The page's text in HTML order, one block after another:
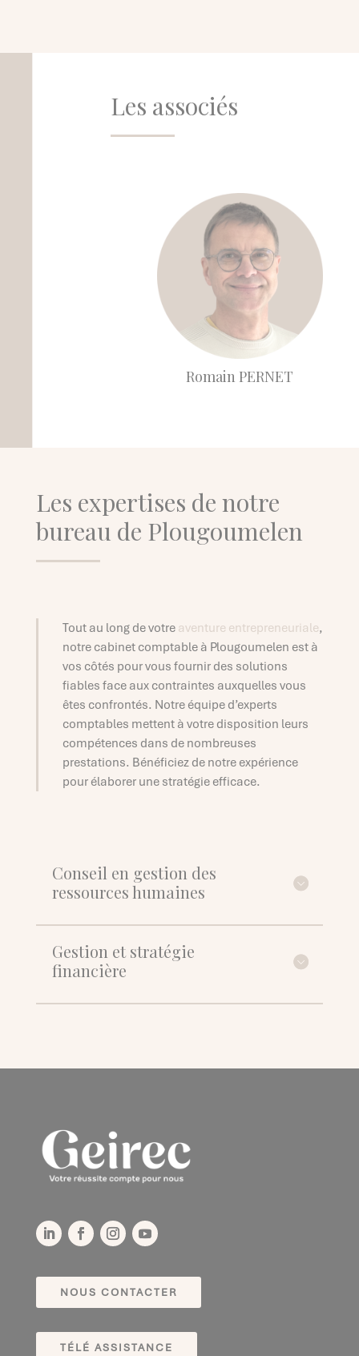
Les associés
Romain PERNET
Les expertises de notre
bureau de Plougoumelen
Tout au long de votre aventure entrepreneuriale,
notre cabinet comptable à Plougoumelen est à
vos côtés pour vous fournir des solutions
fiables face aux contraintes auxquelles vous
êtes confrontés. Notre équipe d’experts
comptables mettent à votre disposition leurs
compétences dans de nombreuses
prestations. Bénéficiez de notre expérience
pour élaborer une stratégie efficace.
Conseil en gestion des
ressources humaines
Gestion et stratégie
financière
NOUS CONTACTER
TÉLÉ ASSISTANCE